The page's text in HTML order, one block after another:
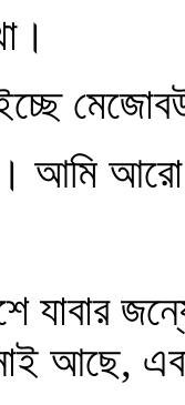
আমি
যাবার
আছে,